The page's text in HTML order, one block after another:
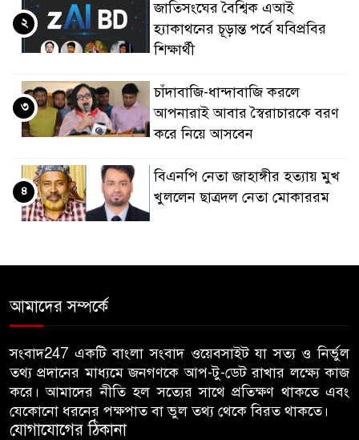
জাতিসংঘের বৈশ্বিক এআই
হ্যাকাথনের চূড়ান্ত পর্বে যবিপ্রবির
শিক্ষার্থী
২
চাঁদাবাজি-ধান্দাবাজি করলে
আপনারাই আবার স্বৈরাচারকে বরণ
করে নিয়ে আসবেন
৩
বিএনপি নেতা জাহাঙ্গীর হত্যায় মুখ
খুললেন ছাত্রদল নেতা মোকাররম
৪
জামায়াতের কর্মসূচিতে বিএনপির
মারধর
হামলার উদ্যেশ্যে শিবিরের মেসের
তথ্য সংগ্রহ, ছাত্রদল সভাপতিকে
সাবেক শিবির সভাপতির কড়া বার্তা
৬
আমাদের সম্পর্কে
সংবাদ247 একটি বাংলা সংবাদ ওয়েবসাইট যা সত্য ও নির্ভুল
তথ্য প্রদানের মাধ্যমে জনগণকে আপ-টু-ডেট রাখার লক্ষ্যে কাজ
করে। আমাদের নীতি হল সত্যের সাথে প্রতিক্ষণ থাকতে এবং
যেকোনো ধরনের পক্ষপাত বা ভুল তথ্য থেকে বিরত থাকতে।
যোগাযোগের ঠিকানা